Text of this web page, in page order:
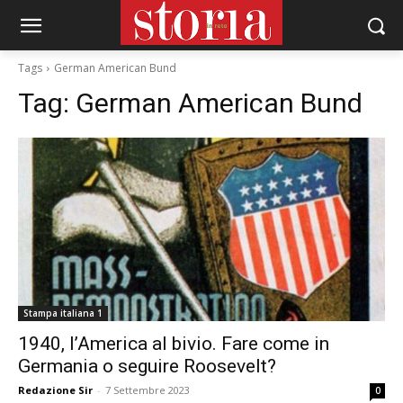
Tags German American Bund
Tag: German American Bund
Stampa italiana 1
1940, l’America al bivio. Fare come in
Germania o seguire Roosevelt?
Redazione Sir - 7 Settembre 2023 0